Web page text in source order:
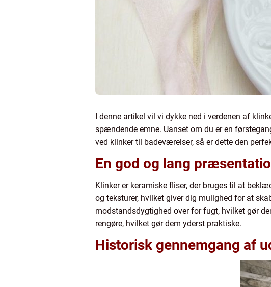
I denne artikel vil vi dykke ned i verdenen af
spændende emne. Uanset om du er en
ved klinker til badeværelser, så er dette den
En god og lang
Klinker er keramiske fliser, der bruges til at
og teksturer, hvilket giver dig mulighed for at
modstandsdygtighed over for fugt, hvilket gør
rengøre, hvilket gør dem yderst praktiske.
Historisk gennemgang af